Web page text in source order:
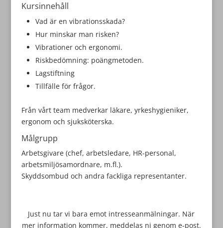
Kursinnehåll
Vad är en vibrationsskada?
Hur minskar man risken?
Vibrationer och ergonomi.
Riskbedömning: poängmetoden.
Lagstiftning
Tillfälle för frågor.
Från vårt team medverkar läkare, yrkeshygieniker,
ergonom och sjuksköterska.
Målgrupp
Arbetsgivare (chef, arbetsledare, HR-personal,
arbetsmiljösamordnare, m.fl.).
Skyddsombud och andra fackliga representanter.
Just nu tar vi bara emot intresseanmälningar. När
mer information kommer, meddelas ni genom e-post.